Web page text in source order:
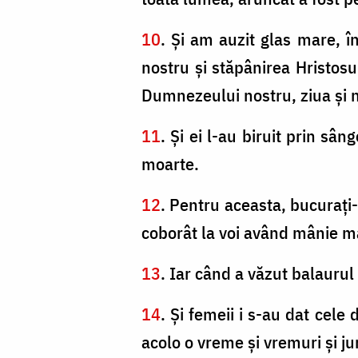
10. Şi am auzit glas mare,
nostru şi stăpânirea
Dumnezeului nostru, ziua şi
11. Şi ei l-au biruit prin
moarte.
12. Pentru aceasta,
coborât la voi având mânie
13. Iar când a văzut
14. Şi femeii i s-au dat cele
acolo o vreme şi vremuri şi